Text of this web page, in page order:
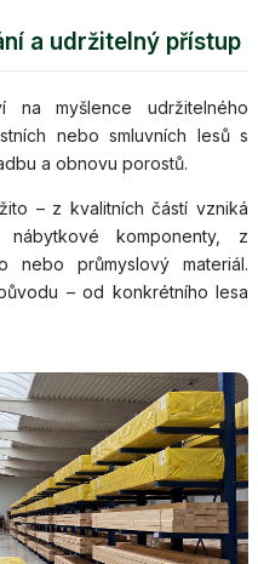
a udržitelný přístup
na myšlence udržitelného
nebo smluvních lesů s
a obnovu porostů.
– z kvalitních částí vzniká
komponenty, z
nebo průmyslový materiál.
– od konkrétního lesa